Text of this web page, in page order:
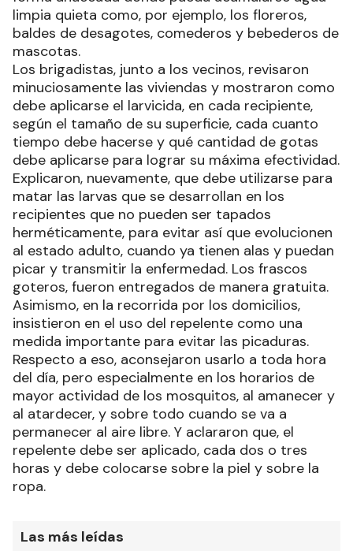
limpia quieta como, por ejemplo, los floreros,
baldes de desagotes, comederos y bebederos de
mascotas.
Los brigadistas, junto a los vecinos, revisaron
minuciosamente las viviendas y mostraron como
debe aplicarse el larvicida, en cada recipiente,
según el tamaño de su superficie, cada cuanto
tiempo debe hacerse y qué cantidad de gotas
debe aplicarse para lograr su máxima efectividad.
Explicaron, nuevamente, que debe utilizarse para
matar las larvas que se desarrollan en los
recipientes que no pueden ser tapados
herméticamente, para evitar así que evolucionen
al estado adulto, cuando ya tienen alas y puedan
picar y transmitir la enfermedad. Los frascos
goteros, fueron entregados de manera gratuita.
Asimismo, en la recorrida por los domicilios,
insistieron en el uso del repelente como una
medida importante para evitar las picaduras.
Respecto a eso, aconsejaron usarlo a toda hora
del día, pero especialmente en los horarios de
mayor actividad de los mosquitos, al amanecer y
al atardecer, y sobre todo cuando se va a
permanecer al aire libre. Y aclararon que, el
repelente debe ser aplicado, cada dos o tres
horas y debe colocarse sobre la piel y sobre la
ropa.
Las más leídas